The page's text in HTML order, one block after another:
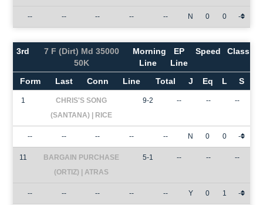
-- -- -- -- -- N 0 0 -
3rd
7 F (Dirt) Md 35000
50K
Morning
Line
EP
Line
Speed Class
Form Last Conn Line Total J Eq L S
1
CHRIS'S SONG
(SANTANA) | RICE
9-2 -- -- --
-- -- -- -- -- N 0 0 -
11
BARGAIN PURCHASE
(ORTIZ) | ATRAS
5-1 -- -- --
-- -- -- -- -- Y 0 1 -